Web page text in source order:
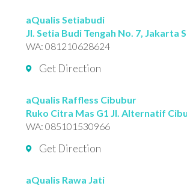
aQualis Setiabudi
Jl. Setia Budi Tengah No. 7, Jakarta
WA:081210628624
Get Direction
aQualis Raffless Cibubur
Ruko Citra Mas G1 Jl. Alternatif
WA:085101530966
Get Direction
aQualis Rawa Jati